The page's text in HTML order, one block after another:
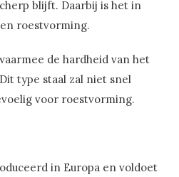
blijft. Daarbij is het in
roestvorming.
de hardheid van het
type staal zal niet snel
voor roestvorming.
in Europa en voldoet